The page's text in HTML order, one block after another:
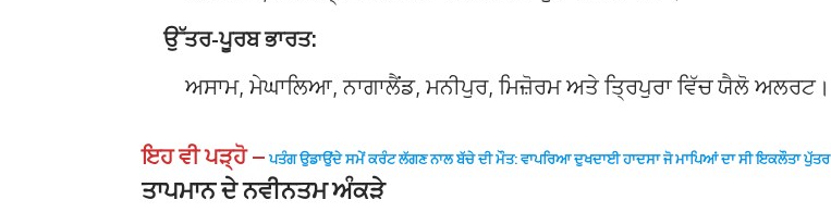
ਉੱਤਰ-ਪੂਰਬ ਭਾਰਤ:
ਅਸਾਮ, ਮੇਘਾਲਿਆ, ਨਾਗਾਲੈਂਡ, ਮਨੀਪੁਰ, ਮਿਜ਼ੋਰਮ ਅਤੇ ਤ੍ਰਿਪੁਰਾ ਵਿੱਚ ਯੈਲੋ ਅਲਰਟ।
ਇਹ ਵੀ ਪੜ੍ਹੋ –ਪਤੰਗ ਉਡਾਉਂਦੇ ਸਮੇਂ ਕਰੰਟ ਲੱਗਣ ਨਾਲ ਬੱਚੇ ਦੀ ਮੌਤ: ਵਾਪਰਿਆ ਦੁਖਦਾਈ ਹਾਦਸਾ ਜੋ ਮਾਪਿਆਂ ਦਾ ਸੀ ਇਕਲੌਤਾ ਪੁੱਤਰ
ਤਾਪਮਾਨ ਦੇ ਨਵੀਨਤਮ ਅੰਕੜੇ